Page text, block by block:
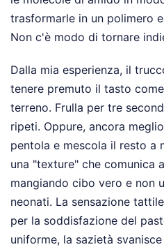
trasformarle in un polimero
Non c'è modo di tornare
Dalla mia esperienza, il
tenere premuto il tasto
terreno. Frulla per tre
ripeti. Oppure, ancora
pentola e mescola il resto a
una "texture" che comunica
mangiando cibo vero e non
neonati. La sensazione
per la soddisfazione del
uniforme, la sazietà